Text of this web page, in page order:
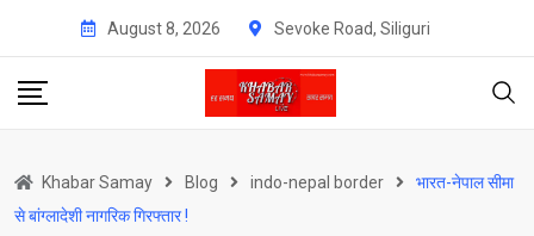
content
August 8, 2026 Sevoke Road, Siliguri
Khabar Samay Blog indo-nepal border
भारत-नेपाल सीमा
से बांग्लादेशी नागरिक गिरफ्तार !